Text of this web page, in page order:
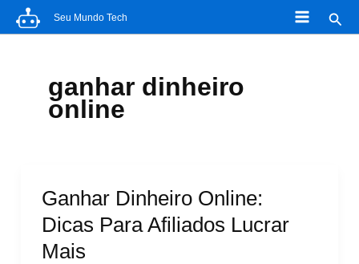
para
Seu Mundo Tech
ganhar dinheiro
online
Ganhar Dinheiro Online:
Dicas Para Afiliados Lucrar
Mais